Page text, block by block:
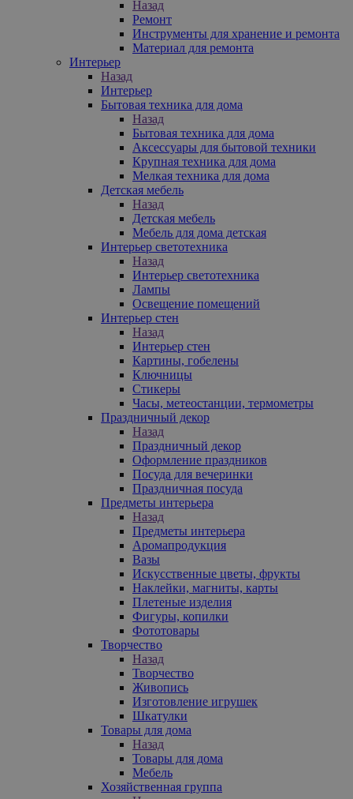
Назад
Ремонт
Инструменты для хранение и ремонта
Материал для ремонта
Интерьер
Назад
Интерьер
Бытовая техника для дома
Назад
Бытовая техника для дома
Аксессуары для бытовой техники
Крупная техника для дома
Мелкая техника для дома
Детская мебель
Назад
Детская мебель
Мебель для дома детская
Интерьер светотехника
Назад
Интерьер светотехника
Лампы
Освещение помещений
Интерьер стен
Назад
Интерьер стен
Картины, гобелены
Ключницы
Стикеры
Часы, метеостанции, термометры
Праздничный декор
Назад
Праздничный декор
Оформление праздников
Посуда для вечеринки
Праздничная посуда
Предметы интерьера
Назад
Предметы интерьера
Аромапродукция
Вазы
Искусственные цветы, фрукты
Наклейки, магниты, карты
Плетеные изделия
Фигуры, копилки
Фототовары
Творчество
Назад
Творчество
Живопись
Изготовление игрушек
Шкатулки
Товары для дома
Назад
Товары для дома
Мебель
Хозяйственная группа